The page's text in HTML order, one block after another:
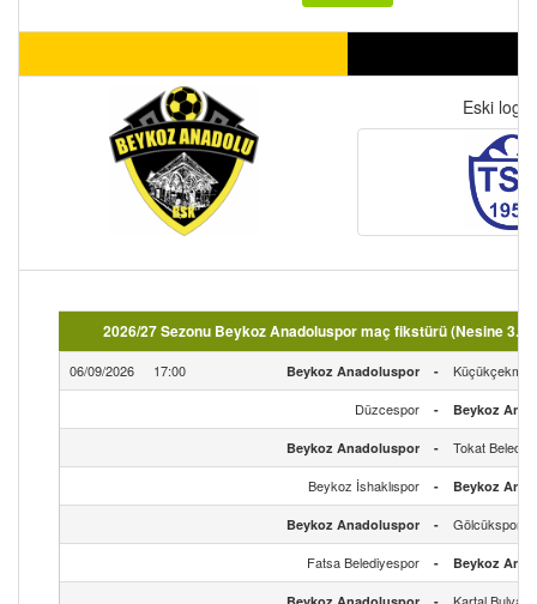
Eski
2026/27 Sezonu Beykoz Anadoluspor maç fikstürü (Nesine
06/09/2026 17:00 Beykoz Anadoluspor -
Düzcespor
- Beykoz
Beykoz Anadoluspor -
Tokat
Beykoz İshaklıspor
- Beykoz
Beykoz Anadoluspor -
Gölcükspor
Fatsa Belediyespor
- Beykoz